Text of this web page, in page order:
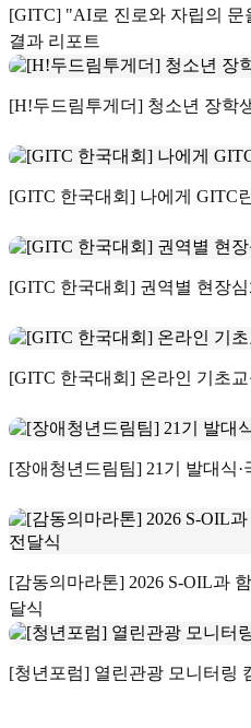
[GITC] "AI로 진로와 자립의 문
결과 리포트
[H!두드림투게더] 청소년 장학
[GITC 한국대회] 나에게 GITC
[GITC 한국대회] 권역별
[GITC 한국대회] 온라인 기초교
[장애청년드림팀] 21기 발대식·
[감동의마라톤] 2026 S-OIL과
달식
[청년포럼] 열린관광 모니터링